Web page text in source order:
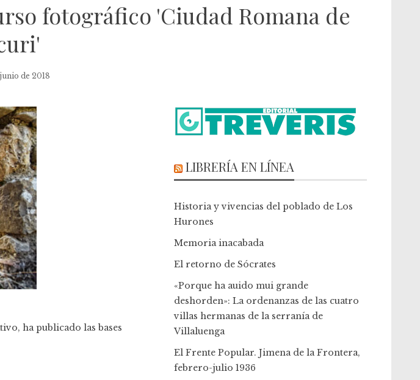
fotográfico 'Ciudad Romana de
de 2018
ha publicado las bases
LIBRERÍA EN LÍNEA
Historia y vivencias del poblado de Los
Hurones
Memoria inacabada
El retorno de Sócrates
«Porque ha auido mui grande
deshorden»: La ordenanzas de las cuatro
villas hermanas de la serranía de
Villaluenga
El Frente Popular. Jimena de la Frontera,
febrero-julio 1936